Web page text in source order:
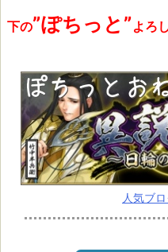
下の”ぽちっと”よろ
人気ブ